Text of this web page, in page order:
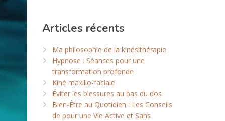
Articles récents
Ma philosophie de la kinésithérapie
Hypnose : Séances pour une
transformation profonde
Kiné maxillo-faciale
Éviter les blessures au bas du dos
Bien-Être au Quotidien : Les Conseils
de pour une Vie Active et Sans